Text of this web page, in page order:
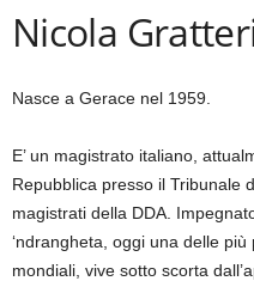
Nicola
Nasce a Gerace nel 1959.
E’ un magistrato italiano,
Repubblica presso il Tribunale
magistrati della DDA.
‘ndrangheta, oggi una delle
mondiali, vive sotto scorta